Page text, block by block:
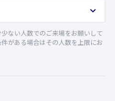
ない人数でのご来場をお願いして
がある場合はその人数を上限にお